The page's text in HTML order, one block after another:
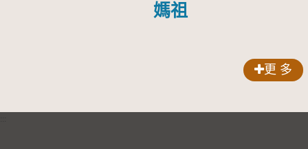
媽祖
更 多